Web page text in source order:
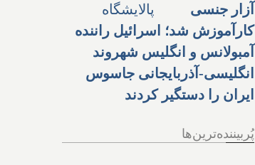
آزار جنسی
کارآموزش شد؛ اسرائیل راننده
آمبولانس و انگلیس شهروند
انگلیسی-آذربایجانی جاسوس
ایران را دستگیر کردند
پُربیننده‌ترین‌ها